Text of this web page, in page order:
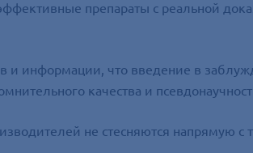
препараты с реальной
и информации, что введение в
качества и
не стесняются напрямую с